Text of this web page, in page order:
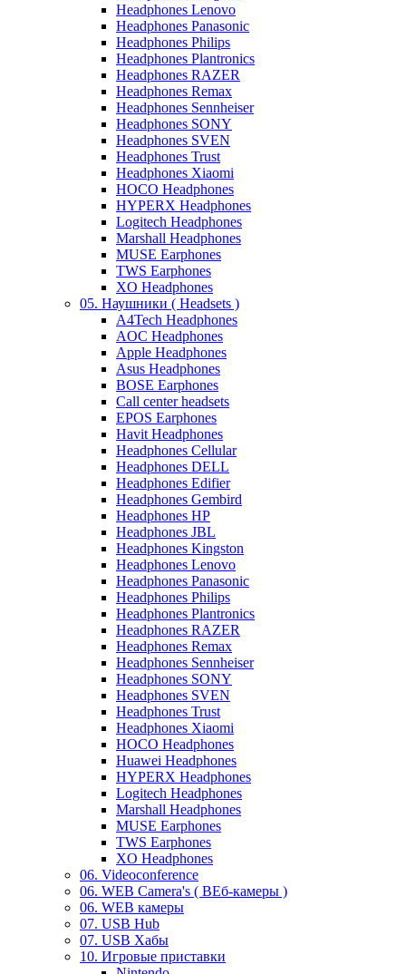
Headphones Lenovo
Headphones Panasonic
Headphones Philips
Headphones Plantronics
Headphones RAZER
Headphones Remax
Headphones Sennheiser
Headphones SONY
Headphones SVEN
Headphones Trust
Headphones Xiaomi
HOCO Headphones
HYPERX Headphones
Logitech Headphones
Marshall Headphones
MUSE Earphones
TWS Earphones
XO Headphones
05. Наушники ( Headsets )
A4Tech Headphones
AOC Headphones
Apple Headphones
Asus Headphones
BOSE Earphones
Call center headsets
EPOS Earphones
Havit Headphones
Headphones Cellular
Headphones DELL
Headphones Edifier
Headphones Gembird
Headphones HP
Headphones JBL
Headphones Kingston
Headphones Lenovo
Headphones Panasonic
Headphones Philips
Headphones Plantronics
Headphones RAZER
Headphones Remax
Headphones Sennheiser
Headphones SONY
Headphones SVEN
Headphones Trust
Headphones Xiaomi
HOCO Headphones
Huawei Headphones
HYPERX Headphones
Logitech Headphones
Marshall Headphones
MUSE Earphones
TWS Earphones
XO Headphones
06. Videoconference
06. WEB Camera's ( ВЕб-камеры )
06. WEB камеры
07. USB Hub
07. USB Хабы
10. Игровые приставки